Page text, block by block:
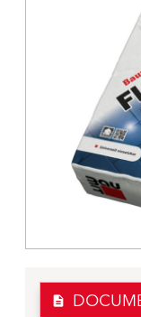
description